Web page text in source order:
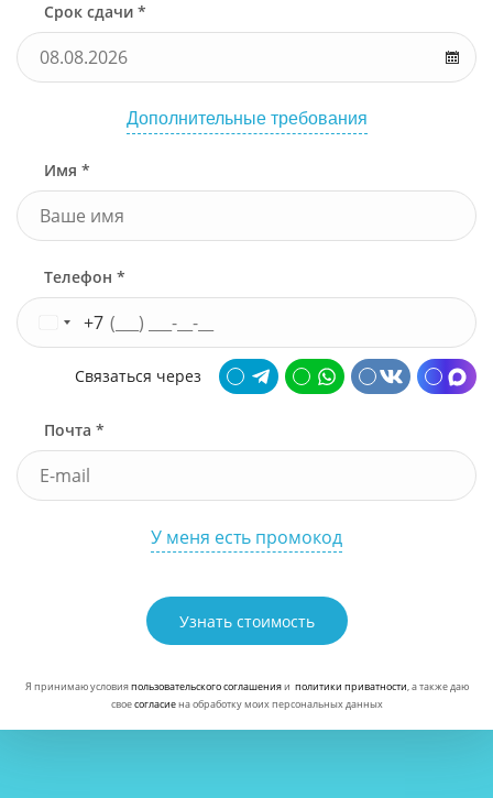
Срок сдачи *
Дополнительные требования
Имя *
Телефон *
+7
Связаться через
Почта *
У меня есть промокод
Узнать стоимость
Я принимаю условияпользовательского соглашенияи политики приватности, а также даю
своесогласиена обработку моих персональных данных